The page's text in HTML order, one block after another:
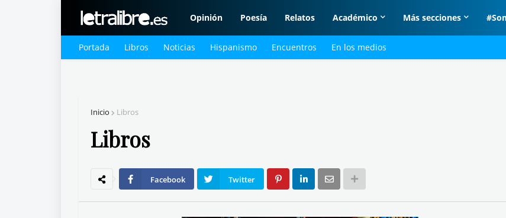
Opinión Poesía Relatos Académico Más secciones
Portada Libros Noticias Hispanismo Encuentros En los medios
Inicio Libros
Libros
Facebook Twitter